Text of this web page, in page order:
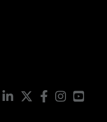
LinkedIn FacebookInstagram